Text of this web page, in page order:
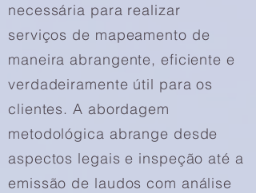
necessária para realizar
serviços de mapeamento de
maneira abrangente, eficiente e
verdadeiramente útil para os
clientes. A abordagem
metodológica abrange desde
aspectos legais e inspeção até a
emissão de laudos com análise